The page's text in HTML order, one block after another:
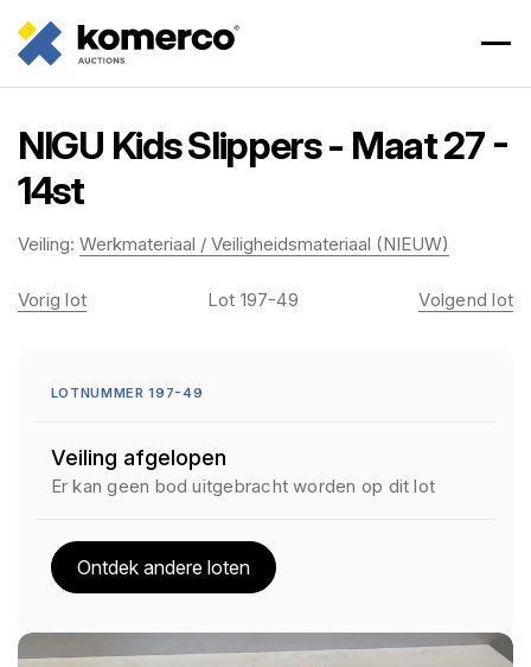
NIGU Kids Slippers - Maat 27 -
14st
Veiling: Werkmateriaal / Veiligheidsmateriaal (NIEUW)
Vorig lot Lot 197-49 Volgend lot
LOTNUMMER 197-49
Veiling afgelopen
Er kan geen bod uitgebracht worden op dit lot
Ontdek andere loten